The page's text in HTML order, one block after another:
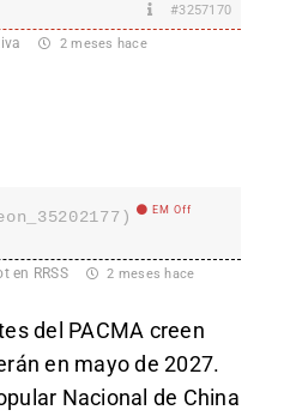
#3257170
2 meses hace
EM Off
en RRSS 2 meses hace
del PACMA creen
en mayo de 2027.
Nacional de China